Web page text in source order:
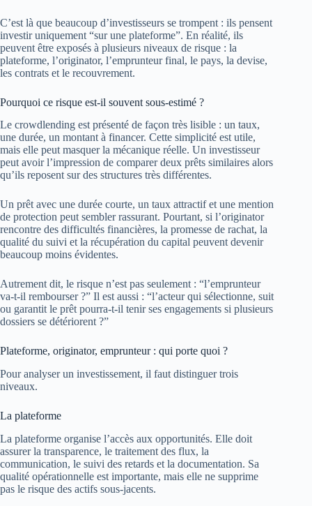
C’est là que beaucoup d’investisseurs se trompent : ils pensent
investir uniquement “sur une plateforme”. En réalité, ils
peuvent être exposés à plusieurs niveaux de risque : la
plateforme, l’originator, l’emprunteur final, le pays, la devise,
les contrats et le recouvrement.
Pourquoi ce risque est-il souvent sous-estimé ?
Le crowdlending est présenté de façon très lisible : un taux,
une durée, un montant à financer. Cette simplicité est utile,
mais elle peut masquer la mécanique réelle. Un investisseur
peut avoir l’impression de comparer deux prêts similaires alors
qu’ils reposent sur des structures très différentes.
Un prêt avec une durée courte, un taux attractif et une mention
de protection peut sembler rassurant. Pourtant, si l’originator
rencontre des difficultés financières, la promesse de rachat, la
qualité du suivi et la récupération du capital peuvent devenir
beaucoup moins évidentes.
Autrement dit, le risque n’est pas seulement : “l’emprunteur
va-t-il rembourser ?” Il est aussi : “l’acteur qui sélectionne, suit
ou garantit le prêt pourra-t-il tenir ses engagements si plusieurs
dossiers se détériorent ?”
Plateforme, originator, emprunteur : qui porte quoi ?
Pour analyser un investissement, il faut distinguer trois
niveaux.
La plateforme
La plateforme organise l’accès aux opportunités. Elle doit
assurer la transparence, le traitement des flux, la
communication, le suivi des retards et la documentation. Sa
qualité opérationnelle est importante, mais elle ne supprime
pas le risque des actifs sous-jacents.